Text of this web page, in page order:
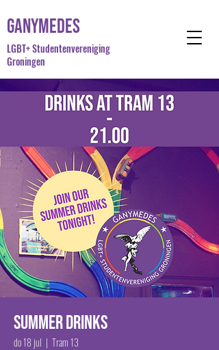
Ganymedes
LGBT+ Studentenvereniging
Groningen
Summer Drinks
do 18 jul
  |
Tram 13